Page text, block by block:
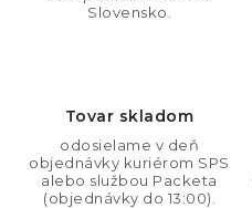
Slovensko.
Tovar skladom
odosielame v deň
objednávky kuriérom SPS
alebo službou Packeta
(objednávky do 13:00).